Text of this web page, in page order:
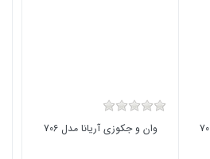
وان و جکوزی آریانا مدل 706